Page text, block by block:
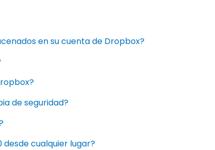
en su cuenta de Dropbox?
de seguridad?
cualquier lugar?